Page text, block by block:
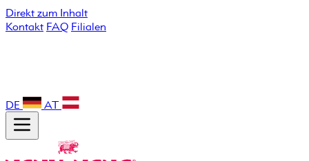
Direkt zum Inhalt
Kontakt FAQ Filialen
DE AT